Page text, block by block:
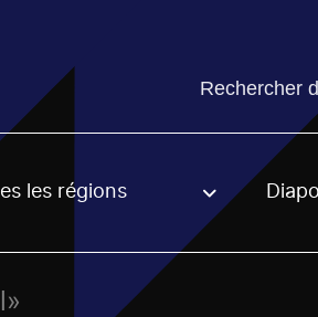
Trouvez un
when selecting an option.
les régions